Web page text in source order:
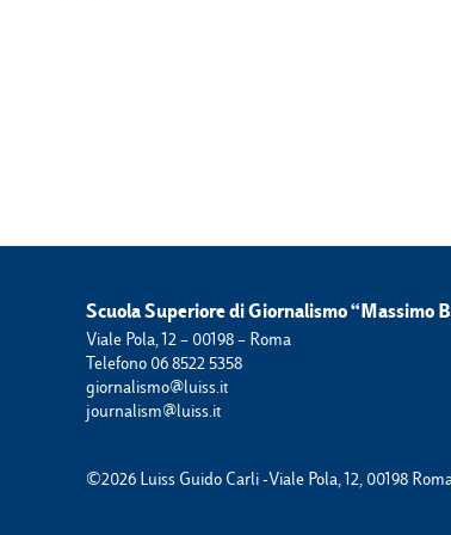
Scuola Superiore di Giornalismo “Massimo
Viale Pola, 12 – 00198 – Roma
Telefono 06 8522 5358
giornalismo@luiss.it
journalism@luiss.it
©2026 Luiss Guido Carli -Viale Pola, 12, 00198